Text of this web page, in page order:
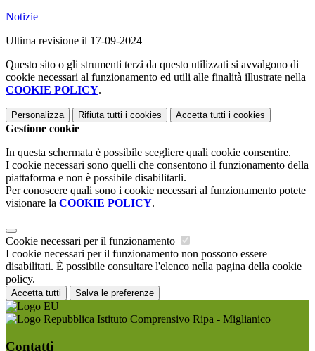
Notizie
Ultima revisione il 17-09-2024
Questo sito o gli strumenti terzi da questo utilizzati si avvalgono di
cookie necessari al funzionamento ed utili alle finalità illustrate nella
COOKIE POLICY.
Personalizza Rifiuta tutti i cookies Accetta tutti i cookies
Gestione cookie
In questa schermata è possibile scegliere quali cookie consentire.
I cookie necessari sono quelli che consentono il funzionamento della
piattaforma e non è possibile disabilitarli.
Per conoscere quali sono i cookie necessari al funzionamento potete
visionare la COOKIE POLICY.
Cookie necessari per il funzionamento
I cookie necessari per il funzionamento non possono essere
disabilitati. È possibile consultare l'elenco nella pagina della cookie
policy.
Accetta tutti Salva le preferenze
Istituto Comprensivo Ripa - Miglianico
Contatti